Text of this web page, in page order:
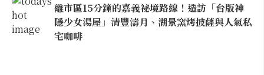
離市區15分鐘的嘉義祕境路線！造訪「台版神
隱少女湯屋」清豐濤月、湖景窯烤披薩與人氣私
宅咖啡